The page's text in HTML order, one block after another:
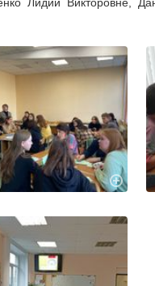
Лидии Викторовне,